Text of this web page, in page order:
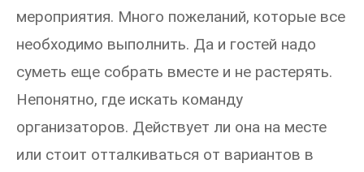
мероприятия. Много пожеланий, которые все
необходимо выполнить. Да и гостей надо
суметь еще собрать вместе и не растерять.
Непонятно, где искать команду
организаторов. Действует ли она на месте
или стоит отталкиваться от вариантов в